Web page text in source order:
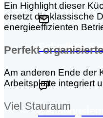
Schreiben
Ein Highlight dieser
ersetzt die klassische
energieeffizienten
Perfekt
Am anderen Ende der
Arbeitsplatte integriert
Viel Stauraum